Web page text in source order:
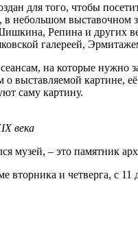
для того, чтобы
небольшом выставочном
Репина и других
галереей,
на которые нужно
выставляемой картине,
саму картину.
века
музей, – это памятник
и четверга, с 11